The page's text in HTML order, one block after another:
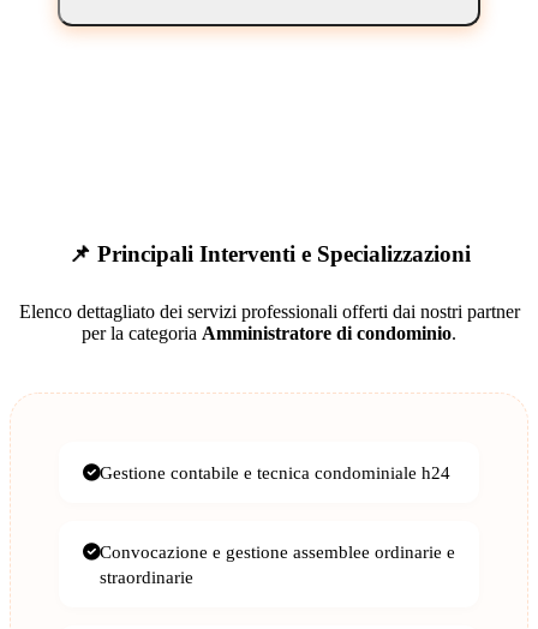
📌 Principali Interventi e Specializzazioni
Elenco dettagliato dei servizi professionali offerti dai nostri partner
per la categoria Amministratore di condominio.
Gestione contabile e tecnica condominiale h24
Convocazione e gestione assemblee ordinarie e
straordinarie